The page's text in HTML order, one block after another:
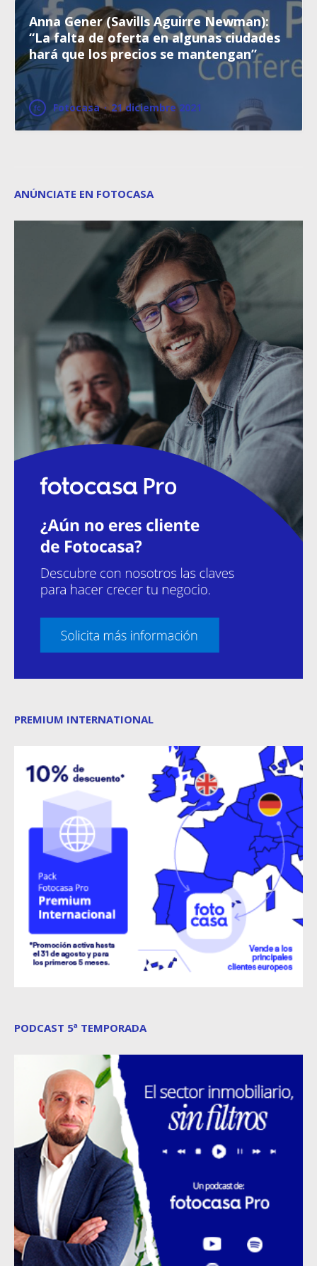
Anna Gener (Savills Aguirre Newman):
“La falta de oferta en algunas ciudades
hará que los precios se mantengan”
Fotocasa · 21 diciembre 2021
ANÚNCIATE EN FOTOCASA
PREMIUM INTERNATIONAL
PODCAST 5ª TEMPORADA